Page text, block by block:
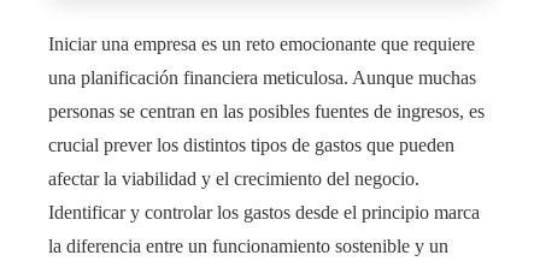
Iniciar una empresa es un reto emocionante que requiere
una planificación financiera meticulosa. Aunque muchas
personas se centran en las posibles fuentes de ingresos, es
crucial prever los distintos tipos de gastos que pueden
afectar la viabilidad y el crecimiento del negocio.
Identificar y controlar los gastos desde el principio marca
la diferencia entre un funcionamiento sostenible y un